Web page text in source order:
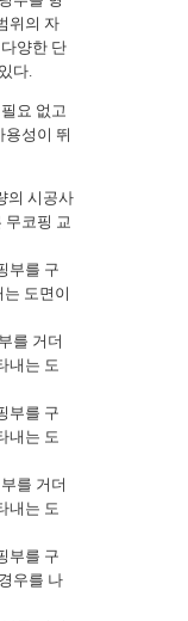
위의 자
양한 단
다.
요 없고
용성이 뛰
의 시공사
무코핑 교
부를 구
도면이
를 거더
내는 도
부를 구
내는 도
를 거더
내는 도
부를 구
우를 나